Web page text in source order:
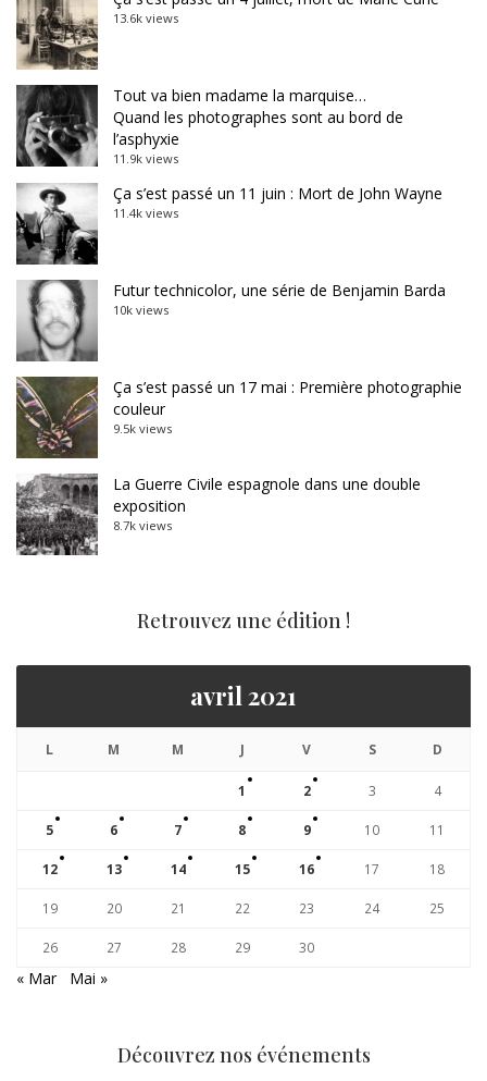
13.6k views
Tout va bien madame la marquise…
Quand les photographes sont au bord de
l’asphyxie
11.9k views
Ça s’est passé un 11 juin : Mort de John Wayne
11.4k views
Futur technicolor, une série de Benjamin Barda
10k views
Ça s’est passé un 17 mai : Première photographie
couleur
9.5k views
La Guerre Civile espagnole dans une double
exposition
8.7k views
Retrouvez une édition !
avril 2021
L M M J V S D
1 2 3 4
5 6 7 8 9 10 11
12 13 14 15 16 17 18
19 20 21 22 23 24 25
26 27 28 29 30
« Mar Mai »
Découvrez nos événements